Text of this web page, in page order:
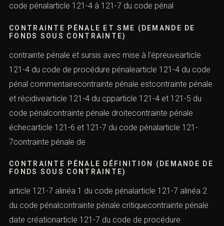
code pénalarticle 121-4 à 121-7 du code pénal
CONTRAINTE PÉNALE ET SME (DEMANDE DE
FONDS SOUS CONTRAINTE)
contrainte pénale et sursis avec mise à l’épreuvearticle
121-4 du code de procédure pénalearticle 121-4 du code
pénal commentairecontrainte pénale estcontrainte pénale
et récidivearticle 121-4 du cpparticle 121-4 et 121-5 du
code pénalcontrainte pénale droitecontrainte pénale
échecarticle 121-6 et 121-7 du code pénalarticle 121-
7contrainte pénale de
CONTRAINTE PÉNALE DÉFINITION (DEMANDE DE
FONDS SOUS CONTRAINTE)
article 121-7 alinéa 1 du code pénalarticle 121-7 alinéa 2
du code pénalcontrainte pénale critiquecontrainte pénale
date créationarticle 121-7 du code de procédure